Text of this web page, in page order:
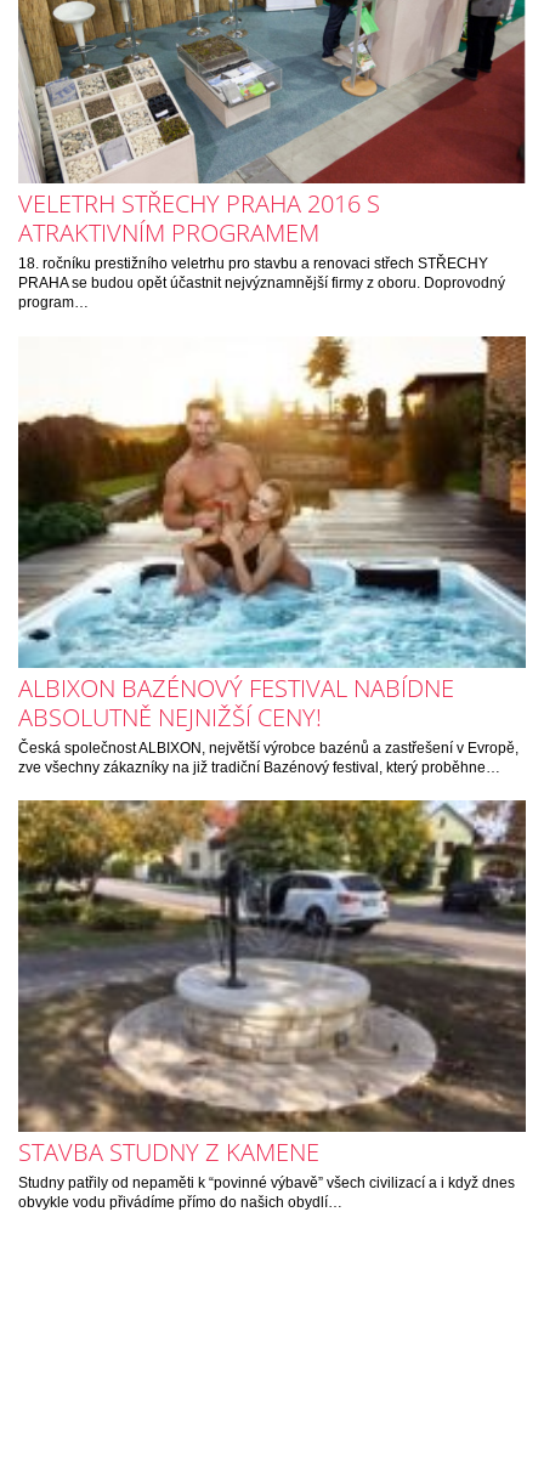
VELETRH STŘECHY PRAHA 2016 S
ATRAKTIVNÍM PROGRAMEM
18. ročníku prestižního veletrhu pro stavbu a renovaci střech STŘECHY
PRAHA se budou opět účastnit nejvýznamnější firmy z oboru. Doprovodný
program…
ALBIXON BAZÉNOVÝ FESTIVAL NABÍDNE
ABSOLUTNĚ NEJNIŽŠÍ CENY!
Česká společnost ALBIXON, největší výrobce bazénů a zastřešení v Evropě,
zve všechny zákazníky na již tradiční Bazénový festival, který proběhne…
STAVBA STUDNY Z KAMENE
Studny patřily od nepaměti k “povinné výbavě” všech civilizací a i když dnes
obvykle vodu přivádíme přímo do našich obydlí…